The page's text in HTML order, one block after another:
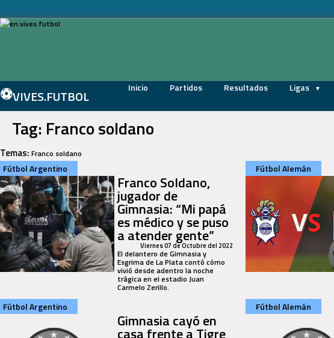
⚽VIVES.FUTBOL Inicio Partidos Resultados Ligas
Tag: Franco soldano
Temas: Franco soldano
Fútbol Argentino
Franco Soldano,
jugador de
Gimnasia: “Mi papá
es médico y se puso
a atender gente”
Viernes 07 de Octubre del 2022
El delantero de Gimnasia y
Esgrima de La Plata contó cómo
vivió desde adentro la noche
trágica en el estadio Juan
Carmelo Zerillo.
Fútbol Alemán
Fútbol Argentino
Gimnasia cayó en
casa frente a Tigre
Fútbol Alemán